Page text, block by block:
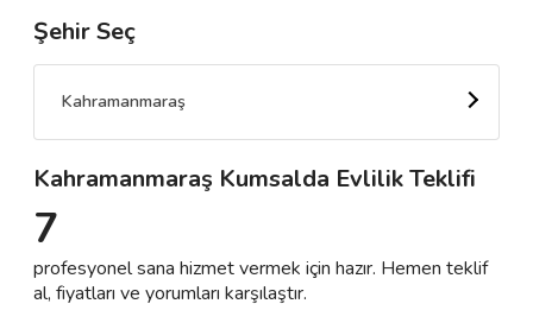
🎈 Biz Kimiz?
🌟 Müşteri Değerlendirmeleri
Destek
İletişim
Şehir Seç
Kahramanmaraş
Kahramanmaraş Kumsalda Evlilik Teklifi
7
profesyonel sana hizmet vermek için hazır. Hemen teklif
al, fiyatları ve yorumları karşılaştır.